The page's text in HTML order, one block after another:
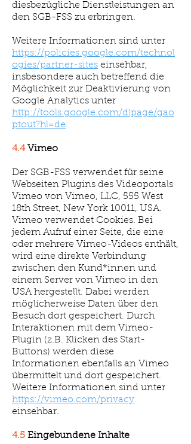
diesbezügliche Dienstleistungen an
den SGB-FSS zu erbringen.
Weitere Informationen sind unter
https://policies.google.com/technol
ogies/partner-sites einsehbar,
insbesondere auch betreffend die
Möglichkeit zur Deaktivierung von
Google Analytics unter
http://tools.google.com/dlpage/gao
ptout?hl=de.
4.4Vimeo
Der SGB-FSS verwendet für seine
Webseiten Plugins des Videoportals
Vimeo von Vimeo, LLC, 555 West
18th Street, New York 10011, USA.
Vimeo verwendet Cookies. Bei
jedem Aufruf einer Seite, die eine
oder mehrere Vimeo-Videos enthält,
wird eine direkte Verbindung
zwischen den Kund*innen und
einem Server von Vimeo in den
USA hergestellt. Dabei werden
möglicherweise Daten über den
Besuch dort gespeichert. Durch
Interaktionen mit dem Vimeo-
Plugin (z.B. Klicken des Start-
Buttons) werden diese
Informationen ebenfalls an Vimeo
übermittelt und dort gespeichert.
Weitere Informationen sind unter
https://vimeo.com/privacy
einsehbar.
4.5 Eingebundene Inhalte